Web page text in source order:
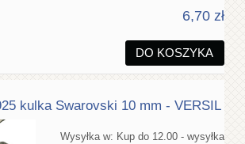
6,70 zł
DO KOSZYKA
kulka Swarovski 10 mm - VERSIL
Wysyłka w: Kup do 12.00 - wysyłka